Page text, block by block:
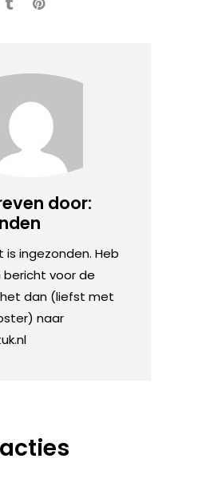
door:
is ingezonden. Heb
bericht voor de
het dan (liefst met
naar